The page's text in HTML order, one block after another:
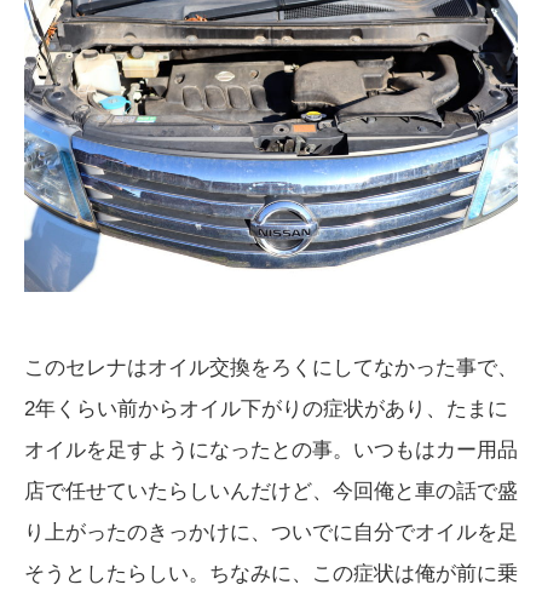
このセレナはオイル交換をろくにしてなかった事で、
2年くらい前からオイル下がりの症状があり、たまに
オイルを足すようになったとの事。いつもはカー用品
店で任せていたらしいんだけど、今回俺と車の話で盛
り上がったのきっかけに、ついでに自分でオイルを足
そうとしたらしい。ちなみに、この症状は俺が前に乗